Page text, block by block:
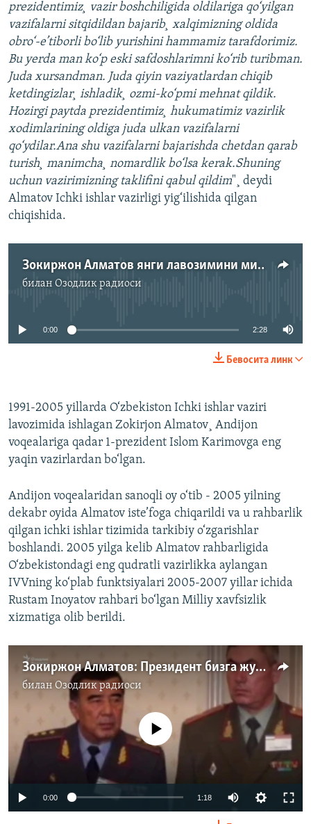
prezidentimiz¸ vazir boshchiligida oldilariga qo‘yilgan
vazifalarni sitqidildan bajarib¸ xalqimizning oldida
obro‘-e’tiborli bo‘lib yurishini hammamiz tarafdorimiz.
Bu yerda man ko‘p eski safdoshlarimni ko‘rib turibman.
Juda xursandman. Juda qiyin vaziyatlardan chiqib
ketdingizlar¸ ishladik¸ ozmi-ko‘pmi mehnat qildik.
Hozirgi paytda prezidentimiz¸ hukumatimiz vazirlik
xodimlarining oldiga juda ulkan vazifalarni
qo‘ydilar.Ana shu vazifalarni bajarishda chetdan qarab
turish¸ manimcha¸ nomardlik bo‘lsa kerak.Shuning
uchun vazirimizning taklifini qabul qildim"¸ deydi
Almatov Ichki ishlar vazirligi yig‘ilishida qilgan
chiqishida.
Зокиржон Алматов янги лавозимини миннатдорчилик билан қабул қилди
билан Озодлик радиоси
Айни дамда медиа-манба мавжуд эмас
0:00 2:28
Бевосита линк
1991-2005 yillarda O‘zbekiston Ichki ishlar vaziri
lavozimida ishlagan Zokirjon Almatov¸ Andijon
voqealariga qadar 1-prezident Islom Karimovga eng
yaqin vazirlardan bo‘lgan.
Andijon voqealaridan sanoqli oy o‘tib - 2005 yilning
dekabr oyida Almatov iste’foga chiqarildi va u rahbarlik
qilgan ichki ishlar tizimida tarkibiy o‘zgarishlar
boshlandi. 2005 yilga kelib Almatov rahbarligida
O‘zbekistondagi eng qudratli vazirlikka aylangan
IVVning ko‘plab funktsiyalari 2005-2007 yillar ichida
Rustam Inoyatov rahbari bo‘lgan Milliy xavfsizlik
xizmatiga olib berildi.
Зокиржон Алматов: Президент бизга жуда катта вазифаларни юклади
билан Озодлик радиоси
Айни дамда медиа-манба мавжуд эмас
0:00 1:18